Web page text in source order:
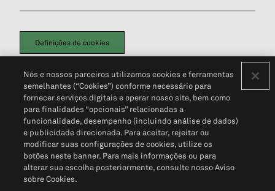
Definições de cookies
Política de PrivacidadePortal de privacidade do cliente (em inglês)
Não Venda Minhas Informações Pessoais© 2026 S&P Global
Nós e nossos parceiros utilizamos cookies e ferramentas
semelhantes (“Cookies”) conforme necessário para
fornecer serviços digitais e operar nosso site, bem como
para finalidades “opcionais” relacionadas a
funcionalidade, desempenho (incluindo análise de dados)
e publicidade direcionada. Para aceitar, rejeitar ou
modificar suas configurações de cookies, utilize os
botões neste banner. Para mais informações ou para
alterar sua escolha posteriormente, consulte nosso Aviso
sobre Cookies.